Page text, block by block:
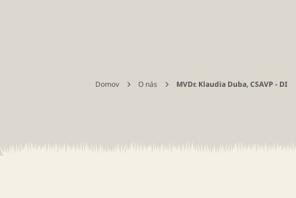
Domov O nás MVDr. Klaudia Duba, CSAVP - DI